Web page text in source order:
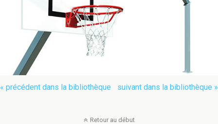
« précédent dans la bibliothèque suivant dans la bibliothèque »
Retour au début